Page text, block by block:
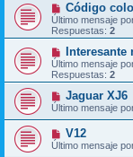
Código
Último mensaje
Respuestas: 2
Último mensaje
Respuestas: 2
Jaguar XJ6
Último mensaje
V12
Último mensaje